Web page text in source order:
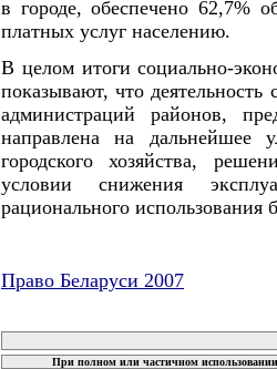
в городе, обеспечено 62,7%
платных услуг населению.
В целом итоги социально-
показывают, что деятельность
администраций районов,
направлена на дальнейшее
городского хозяйства,
условии снижения
рационального использования
Право Беларуси 2007
При полном или частичном